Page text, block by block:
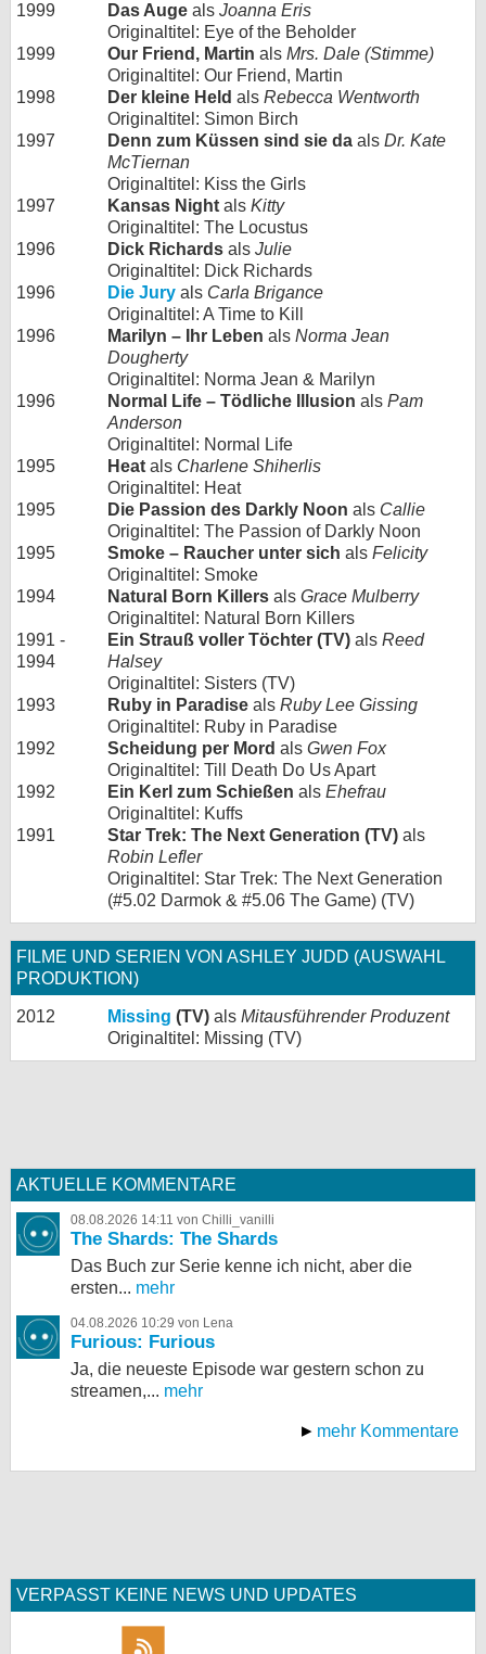
1999
Das Auge als Joanna Eris
Originaltitel: Eye of the Beholder
1999
Our Friend, Martin als Mrs. Dale (Stimme)
Originaltitel: Our Friend, Martin
1998
Der kleine Held als Rebecca Wentworth
Originaltitel: Simon Birch
1997
Denn zum Küssen sind sie da als Dr. Kate
McTiernan
Originaltitel: Kiss the Girls
1997
Kansas Night als Kitty
Originaltitel: The Locustus
1996
Dick Richards als Julie
Originaltitel: Dick Richards
1996
Die Jury als Carla Brigance
Originaltitel: A Time to Kill
1996
Marilyn – Ihr Leben als Norma Jean
Dougherty
Originaltitel: Norma Jean & Marilyn
1996
Normal Life – Tödliche Illusion als Pam
Anderson
Originaltitel: Normal Life
1995
Heat als Charlene Shiherlis
Originaltitel: Heat
1995
Die Passion des Darkly Noon als Callie
Originaltitel: The Passion of Darkly Noon
1995
Smoke – Raucher unter sich als Felicity
Originaltitel: Smoke
1994
Natural Born Killers als Grace Mulberry
Originaltitel: Natural Born Killers
1991 -
1994
Ein Strauß voller Töchter (TV) als Reed
Halsey
Originaltitel: Sisters (TV)
1993
Ruby in Paradise als Ruby Lee Gissing
Originaltitel: Ruby in Paradise
1992
Scheidung per Mord als Gwen Fox
Originaltitel: Till Death Do Us Apart
1992
Ein Kerl zum Schießen als Ehefrau
Originaltitel: Kuffs
1991
Star Trek: The Next Generation (TV) als
Robin Lefler
Originaltitel: Star Trek: The Next Generation
(#5.02 Darmok & #5.06 The Game) (TV)
FILME UND SERIEN VON ASHLEY JUDD (AUSWAHL
PRODUKTION)
2012 Missing (TV) als Mitausführender Produzent
Originaltitel: Missing (TV)
AKTUELLE KOMMENTARE
08.08.2026 14:11 von Chilli_vanilli
The Shards: The Shards
Das Buch zur Serie kenne ich nicht, aber die
ersten... mehr
04.08.2026 10:29 von Lena
Furious: Furious
Ja, die neueste Episode war gestern schon zu
streamen,... mehr
mehr Kommentare
VERPASST KEINE NEWS UND UPDATES